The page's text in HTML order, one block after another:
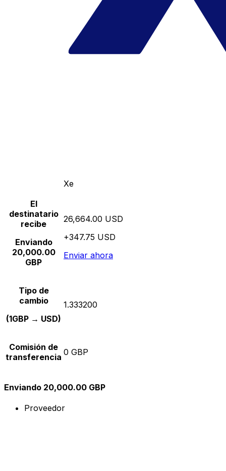
Xe
El
destinatario
recibe
Enviando
20,000.00
GBP
26,664.00 USD
+347.75 USD
Enviar ahora
Tipo de
cambio
(1GBP → USD)
1.333200
Comisión de
transferencia 0 GBP
Enviando 20,000.00 GBP
Proveedor